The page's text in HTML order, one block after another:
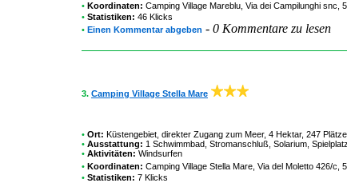
• Koordinaten: Camping Village Mareblu , Via dei Campilunghi snc,
• Statistiken: 46 Klicks
• Einen Kommentar abgeben - 0 Kommentare zu lesen
3. Camping Village Stella Mare
• Ort: Küstengebiet, direkter Zugang zum Meer, 4 Hektar, 247
• Ausstattung: 1 Schwimmbad, Stromanschluß, Solarium, Spielplatz
• Aktivitäten: Windsurfen
• Koordinaten: Camping Village Stella Mare , Via del Moletto 426/c,
• Statistiken: 7 Klicks